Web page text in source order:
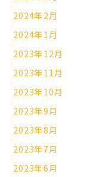
2024年2月
2024年1月
2023年12月
2023年11月
2023年10月
2023年9月
2023年8月
2023年7月
2023年6月